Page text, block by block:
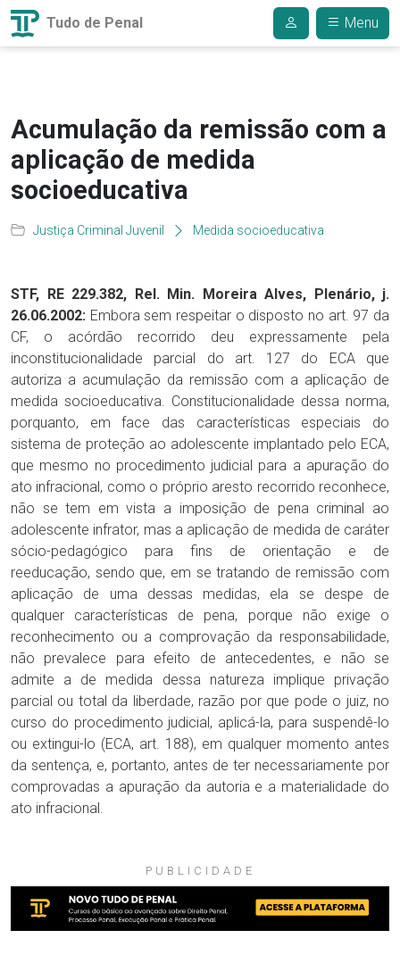
Tudo de Penal Menu
Acumulação da remissão com a
aplicação de medida
socioeducativa
Justiça Criminal Juvenil Medida socioeducativa
STF, RE 229.382, Rel. Min. Moreira Alves, Plenário, j.
26.06.2002: Embora sem respeitar o disposto no art. 97 da
CF, o acórdão recorrido deu expressamente pela
inconstitucionalidade parcial do art. 127 do ECA que
autoriza a acumulação da remissão com a aplicação de
medida socioeducativa. Constitucionalidade dessa norma,
porquanto, em face das características especiais do
sistema de proteção ao adolescente implantado pelo ECA,
que mesmo no procedimento judicial para a apuração do
ato infracional, como o próprio aresto recorrido reconhece,
não se tem em vista a imposição de pena criminal ao
adolescente infrator, mas a aplicação de medida de caráter
sócio-pedagógico para fins de orientação e de
reeducação, sendo que, em se tratando de remissão com
aplicação de uma dessas medidas, ela se despe de
qualquer características de pena, porque não exige o
reconhecimento ou a comprovação da responsabilidade,
não prevalece para efeito de antecedentes, e não se
admite a de medida dessa natureza implique privação
parcial ou total da liberdade, razão por que pode o juiz, no
curso do procedimento judicial, aplicá-la, para suspendê-lo
ou extingui-lo (ECA, art. 188), em qualquer momento antes
da sentença, e, portanto, antes de ter necessariamente por
comprovadas a apuração da autoria e a materialidade do
ato infracional.
PUBLICIDADE